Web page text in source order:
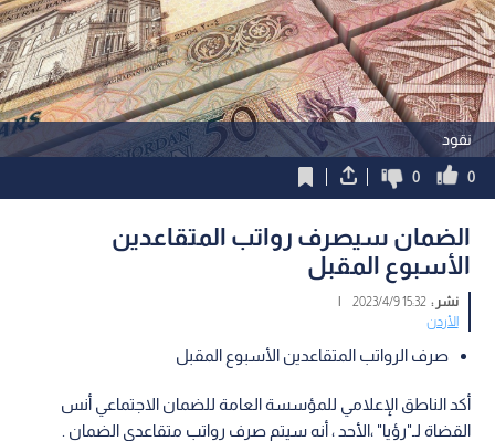
نقود
0
0
الضمان سيصرف رواتب المتقاعدين
الأسبوع المقبل
نشر :15:32 2023/4/9
|
الأردن
صرف الرواتب المتقاعدين الأسبوع المقبل
أكد الناطق الإعلامي للمؤسسة العامة للضمان الاجتماعي أنس
القضاة لـ"رؤيا" ،الأحد ، أنه سيتم صرف رواتب متقاعدي الضمان .